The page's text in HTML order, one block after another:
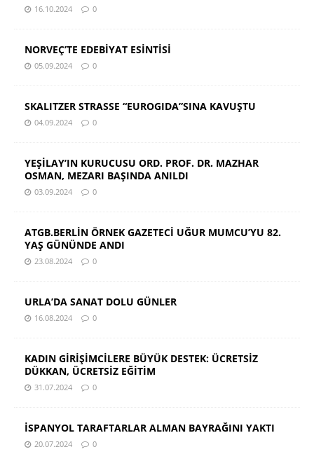
16.10.2024 0
NORVEÇ’TE EDEBİYAT ESİNTİSİ
05.09.2024 0
SKALITZER STRASSE “EUROGIDA”SINA KAVUŞTU
04.09.2024 0
YEŞİLAY’IN KURUCUSU ORD. PROF. DR. MAZHAR
OSMAN, MEZARI BAŞINDA ANILDI
03.09.2024 0
ATGB.BERLİN ÖRNEK GAZETECİ UĞUR MUMCU’YU 82.
YAŞ GÜNÜNDE ANDI
23.08.2024 0
URLA’DA SANAT DOLU GÜNLER
16.08.2024 0
KADIN GİRİŞİMCİLERE BÜYÜK DESTEK: ÜCRETSİZ
DÜKKAN, ÜCRETSİZ EĞİTİM
31.07.2024 0
İSPANYOL TARAFTARLAR ALMAN BAYRAĞINI YAKTI
20.07.2024 0